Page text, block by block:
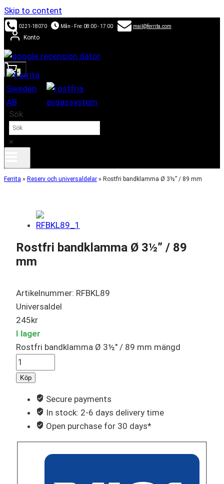
Skip to content
0221-18070 Mån - Fre: 08:00 - 17:00 mail@ferrita.com
Konto
0
Sök
×
Ferrita » Reserv och universaldelar » Rostfri bandklamma Ø 3½” / 89 mm
Rostfri bandklamma Ø 3½” / 89
mm
Artikelnummer: RFBKL89
Universaldel
245kr
I lager
Rostfri bandklamma Ø 3½" / 89 mm mängd
Köp
Secure payments
In stock: 2-6 days delivery time
Open purchase for 30 days*